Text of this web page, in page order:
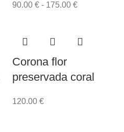
90.00 € - 175.00 €
Corona flor
preservada coral
120.00 €